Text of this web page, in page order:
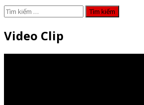
Tìm
cho:
Video Clip